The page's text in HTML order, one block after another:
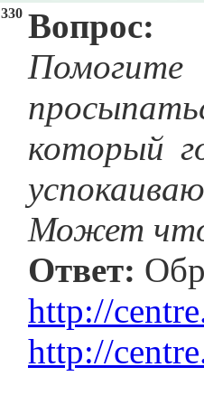
330 Вопрос:
который
Может
Ответ:
http://
http://